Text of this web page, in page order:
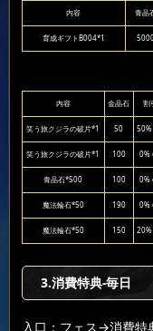
内容 青晶
育成ギフトB004*1
内容 金晶石 割
笑う旅クジラの破片*1 50
笑う旅クジラの破片*1 100 0%
青晶石*500 100 0%
魔法輪石*50 190 0%
魔法輪石*50 150
3.消費特典-毎日
入口：フェス→消費特